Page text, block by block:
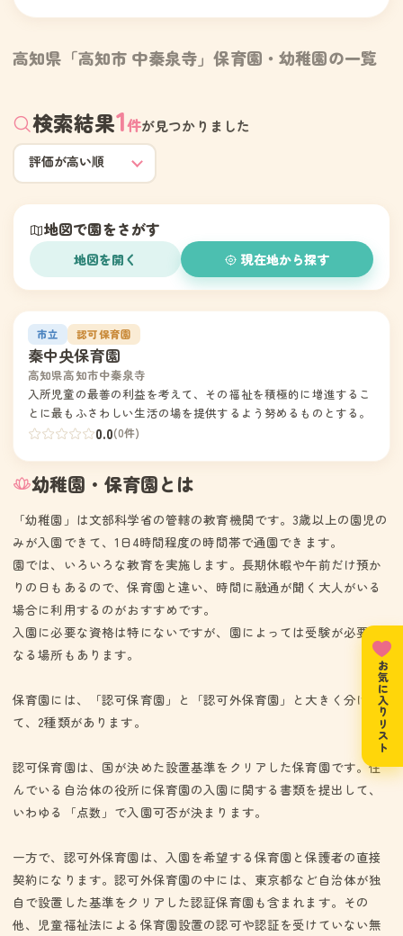
高知県「高知市 中秦泉寺」保育園・幼稚園の一覧
検索結果1件が見つかりました
地図で園をさがす
地図を開く 現在地から探す
1市立 認可保育園
秦中央保育園
高知県高知市中秦泉寺
入所児童の最善の利益を考えて、その福祉を積極的に増進するこ
とに最もふさわしい生活の場を提供するよう努めるものとする。
0.0(0件)
幼稚園・保育園とは
「幼稚園」は文部科学省の管轄の教育機関です。3歳以上の園児の
みが入園できて、1日4時間程度の時間帯で通園できます。
園では、いろいろな教育を実施します。長期休暇や午前だけ預か
りの日もあるので、保育園と違い、時間に融通が聞く大人がいる
場合に利用するのがおすすめです。
入園に必要な資格は特にないですが、園によっては受験が必要と
なる場所もあります。
保育園には、「認可保育園」と「認可外保育園」と大きく分け
て、2種類があります。
認可保育園は、国が決めた設置基準をクリアした保育園です。住
んでいる自治体の役所に保育園の入園に関する書類を提出して、
いわゆる「点数」で入園可否が決まります。
一方で、認可外保育園は、入園を希望する保育園と保護者の直接
契約になります。認可外保育園の中には、東京都など自治体が独
自で設置した基準をクリアした認証保育園も含まれます。その
他、児童福祉法による保育園設置の認可や認証を受けていない無
お気に入りリスト